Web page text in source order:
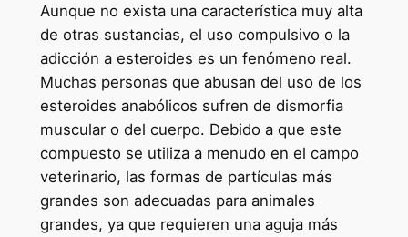
Aunque no exista una característica muy alta
de otras sustancias, el uso compulsivo o la
adicción a esteroides es un fenómeno real.
Muchas personas que abusan del uso de los
esteroides anabólicos sufren de dismorfia
muscular o del cuerpo. Debido a que este
compuesto se utiliza a menudo en el campo
veterinario, las formas de partículas más
grandes son adecuadas para animales
grandes, ya que requieren una aguja más